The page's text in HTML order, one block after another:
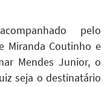
pelo
Miranda Coutinho e
Mendes Junior, o
seja o destinatário